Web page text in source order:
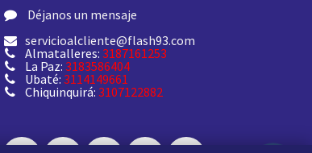
​ Déjanos un mensaje
servicioalcliente@flash93.com
Almatalleres: 3187161253
La Paz: 3183586404
Ubaté: 3114149661
Chiquinquirá: 3107122882